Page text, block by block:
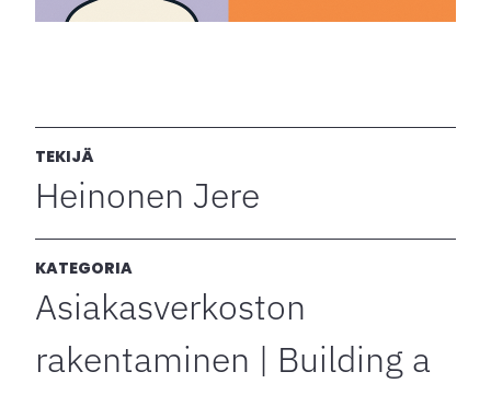
TEKIJÄ
Heinonen Jere
KATEGORIA
Asiakasverkoston
rakentaminen | Building a